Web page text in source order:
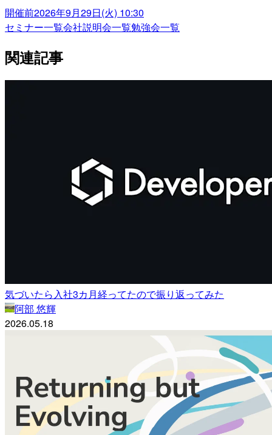
開催前2026年9月29日(火) 10:30
セミナー一覧会社説明会一覧勉強会一覧
関連記事
気づいたら入社3カ月経ってたので振り返ってみた
阿部 悠輝
2026.05.18